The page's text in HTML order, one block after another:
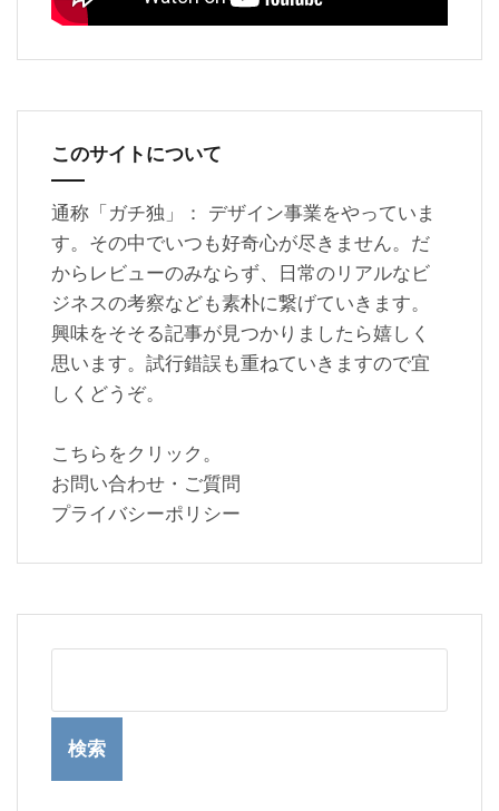
このサイトについて
通称「ガチ独」： デザイン事業をやっていま
す。その中でいつも好奇心が尽きません。だ
からレビューのみならず、日常のリアルなビ
ジネスの考察なども素朴に繋げていきます。
興味をそそる記事が見つかりましたら嬉しく
思います。試行錯誤も重ねていきますので宜
しくどうぞ。
こちらをクリック。
お問い合わせ・ご質問
プライバシーポリシー